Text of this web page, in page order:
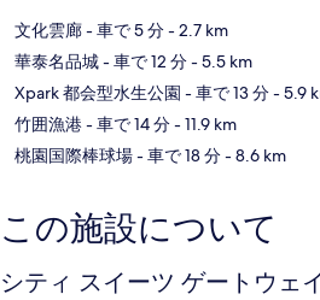
文化雲廊- 車で 5 分- 2.7 km
華泰名品城- 車で 12 分- 5.5 km
Xpark 都会型水生公園 - 車で 13 分- 5.9
竹囲漁港- 車で 14 分- 11.9 km
桃園国際棒球場- 車で 18 分- 8.6 km
この施設について
シティ スイーツ ゲートウェ